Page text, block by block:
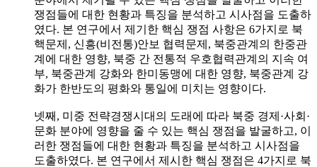
쟁점들에 대한 현황과 특징을 분석하고 시사점을 도출하
였다. 본 연구에서 제기한 핵심 쟁점 사항은 6가지로 북
핵문제, 신흥(비전통)안보 협력문제, 북중관계의 한중관
계에 대한 영향, 북중 간 전통적 우호협력관계의 지속 여
부, 북중관계 강화와 한미동맹에 대한 영향, 북중관계 강
화가 한반도의 평화와 통일에 미치는 영향이다.
넷째, 미중 전략경쟁시대의 도래에 따라 북중 경제·사회·
문화 분야에 영향을 줄 수 있는 핵심 쟁점을 발굴하고, 이
러한 쟁점들에 대한 현황과 특징을 분석하고 시사점을
도출하였다. 본 연구에서 제시한 핵심 쟁점은 4가지로 북